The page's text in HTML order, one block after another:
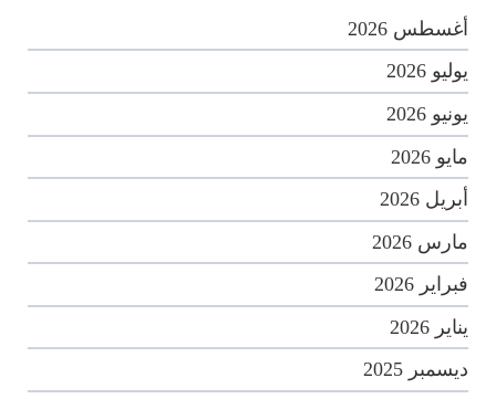
أغسطس 2026
يوليو 2026
يونيو 2026
مايو 2026
أبريل 2026
مارس 2026
فبراير 2026
يناير 2026
ديسمبر 2025